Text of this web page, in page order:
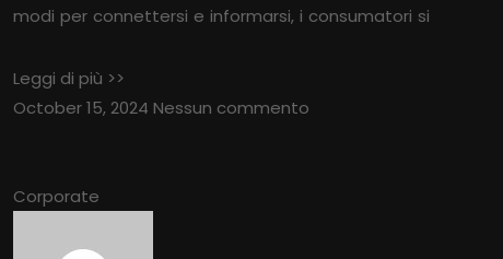
modi per connettersi e informarsi, i consumatori si
Leggi di più >>
October 15, 2024 Nessun commento
Corporate